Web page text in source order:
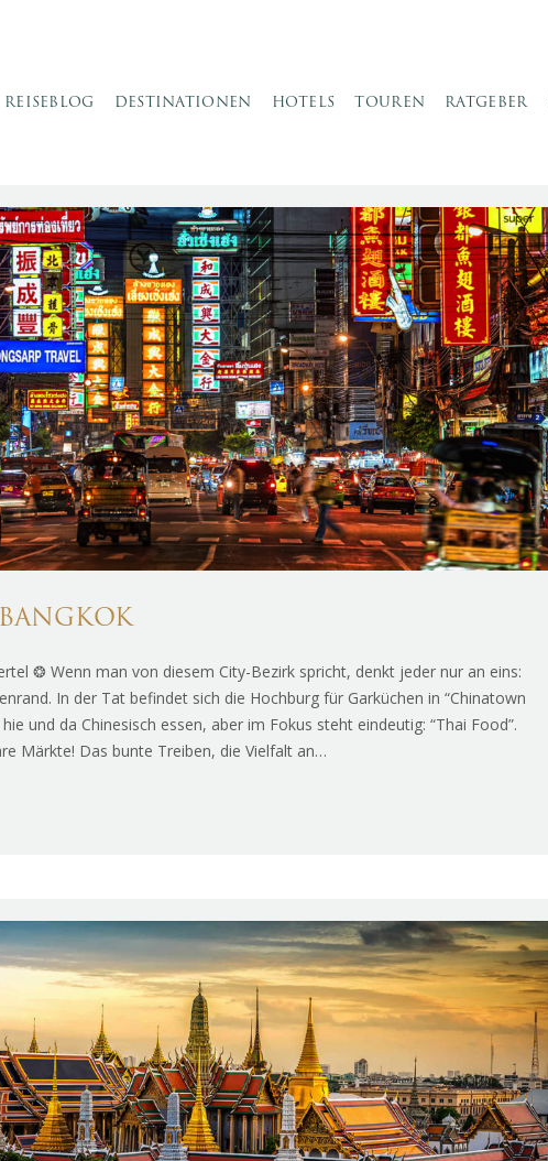
REISEBLOG DESTINATIONEN HOTELS TOUREN RATGEBER
❂ Wenn man von diesem City-Bezirk spricht, denkt jeder nur an eins:
In der Tat befindet sich die Hochburg für Garküchen in “Chinatown
und da Chinesisch essen, aber im Fokus steht eindeutig: “Thai Food”.
Märkte! Das bunte Treiben, die Vielfalt an…